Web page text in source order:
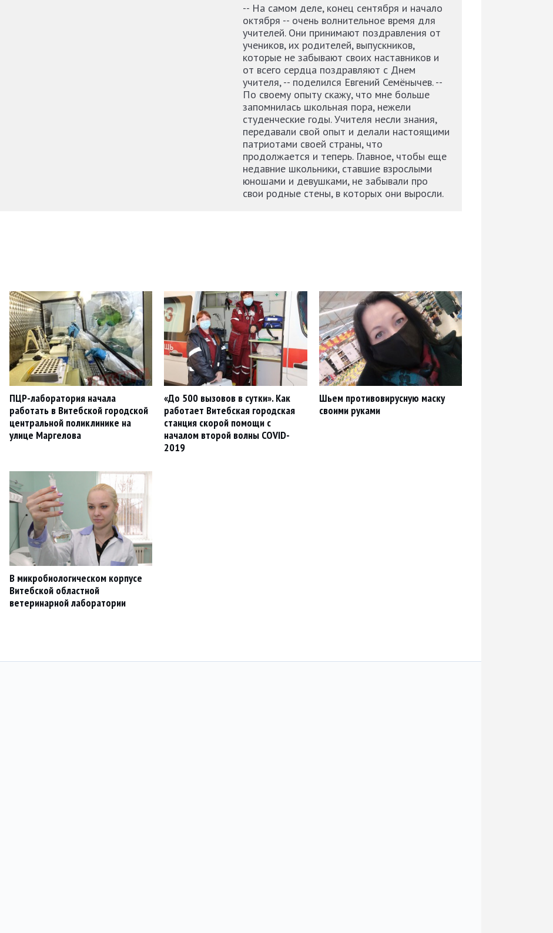
-- На самом деле, конец сентября и начало
октября -- очень волнительное время для
учителей. Они принимают поздравления от
учеников, их родителей, выпускников,
которые не забывают своих наставников и
от всего сердца поздравляют с Днем
учителя, -- поделился Евгений Семёнычев. --
По своему опыту скажу, что мне больше
запомнилась школьная пора, нежели
студенческие годы. Учителя несли знания,
передавали свой опыт и делали настоящими
патриотами своей страны, что
продолжается и теперь. Главное, чтобы еще
недавние школьники, ставшие взрослыми
юношами и девушками, не забывали про
свои родные стены, в которых они выросли.
ПЦР-лаборатория начала
работать в Витебской городской
центральной поликлинике на
улице Маргелова
«До 500 вызовов в сутки». Как
работает Витебская городская
станция скорой помощи с
началом второй волны COVID-
2019
Шьем противовирусную маску
своими руками
В микробиологическом корпусе
Витебской областной
ветеринарной лаборатории